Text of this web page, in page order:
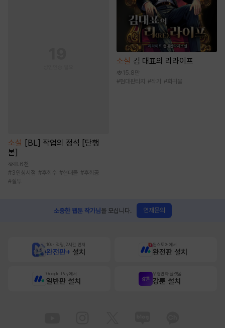
소설 [BL] 작업의 정석 [단행
본]
8.6천
#3인칭시점 #후회수 #현대물 #후회공
#질투
소설 김 대표의 리라이프
15.8만
#현대판타지 #작가 #회귀물
소중한 웹툰 작가님을 모십니다. 연재문의
10배 적립, 2시간 먼저
완전판+ 설치
원스토어에서
완전판 설치
Google Play에서
일반판 설치
무협만화 플랫폼
강툰 설치